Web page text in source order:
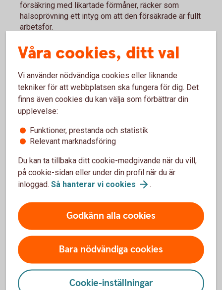
försäkring med likartade förmåner, räcker som
hälsoprövning ett intyg om att den försäkrade är fullt
arbetsför.
individuell hälsoprövning innan vi kan erbjuda försäkring.
Om färre än fem anställda tecknar försäkring krävs i
stället alltid individuell hälsoprövning. För
företagare/näringsidkare görs alltid individuell
hälsoprövning.
Teckningsregler och
hälsoprövning
För att omfattas av premiebefrielse, sjukförsäkring
försäkrade klara Swedbank Försäkrings
hälsoprövning.
Teckningsregler och
Våra cookies, ditt val
Vi använder nödvändiga cookies eller liknande
tekniker för att webbplatsen ska fungera för dig. Det
finns även cookies du kan välja som förbättrar din
upplevelse:
Funktioner, prestanda och statistik
Relevant marknadsföring
Du kan ta tillbaka ditt cookie-medgivande när du vill,
på cookie-sidan eller under din profil när du är
inloggad. Så hanterar vi cookies .
Godkänn alla cookies
Bara nödvändiga cookies
Cookie-inställningar